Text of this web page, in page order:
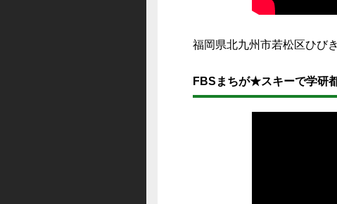
福岡県北九州市若松区ひび
FBSまちが★スキーで学研